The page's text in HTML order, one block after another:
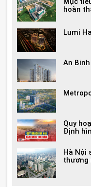
hoàn
Lumi
An
Quy
Định
Hà Nội
thương